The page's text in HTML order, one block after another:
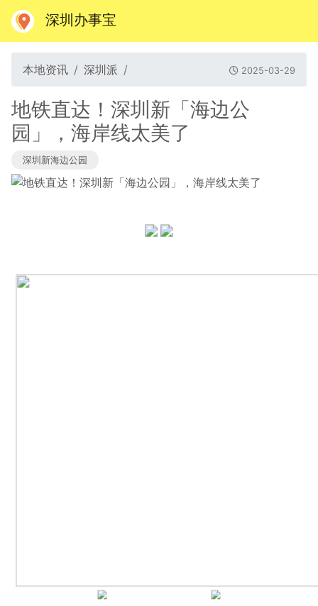
深圳办事宝
本地资讯 深圳派 2025-03-29
地铁直达！深圳新「海边公
园」，海岸线太美了
深圳新海边公园